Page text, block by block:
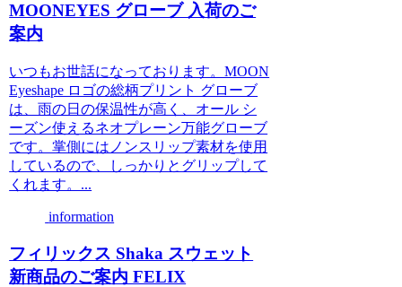
MOONEYES グローブ 入荷のご
案内
いつもお世話になっております。MOON
Eyeshape ロゴの総柄プリント グローブ
は、雨の日の保温性が高く、オール シ
ーズン使えるネオプレーン万能グローブ
です。掌側にはノンスリップ素材を使用
しているので、しっかりとグリップして
くれます。...
information
フィリックス Shaka スウェット
新商品のご案内 FELIX